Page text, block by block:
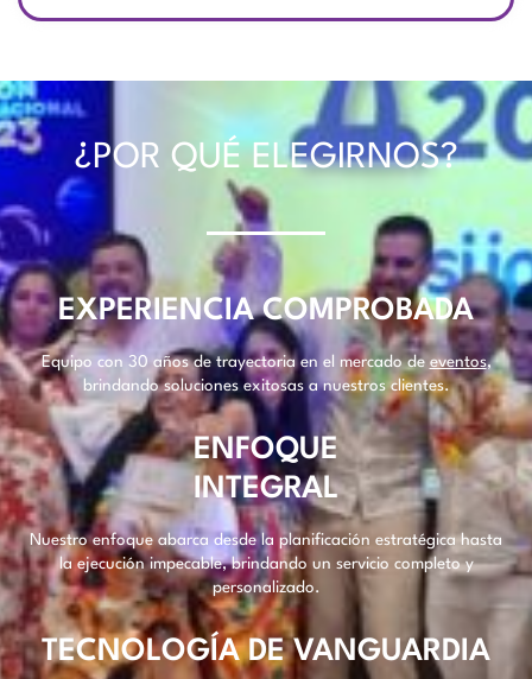
¿POR QUÉ ELEGIRNOS?
EXPERIENCIA COMPROBADA
Equipo con 30 años de trayectoria en el mercado de eventos,
brindando soluciones exitosas a nuestros clientes.
ENFOQUE
INTEGRAL
Nuestro enfoque abarca desde la planificación estratégica hasta
la ejecución impecable, brindando un servicio completo y
personalizado.
TECNOLOGÍA DE VANGUARDIA